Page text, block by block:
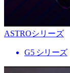
ASTROシリーズ
G5 シリーズ